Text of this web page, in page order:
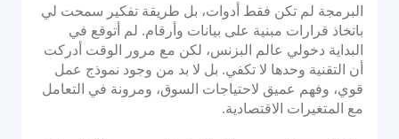
البرمجة لم تكن فقط أدوات، بل طريقة تفكير سمحت لي
باتخاذ قرارات مبنية على بيانات وأرقام. لم أتوقع في
البداية دخولي عالم البزنس، لكن مع مرور الوقت أدركت
أن التقنية وحدها لا تكفي. بل لا بد من وجود نموذج عمل
قوي، وفهم عميق لاحتياجات السوق، ومرونة في التعامل
مع المتغيرات الاقتصادية.